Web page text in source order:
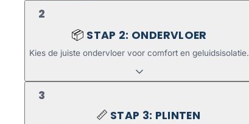
2
📦 STAP 2: ONDERVLOER
Kies de juiste ondervloer voor comfort en geluidsisolatie.
3
📏 STAP 3: PLINTEN